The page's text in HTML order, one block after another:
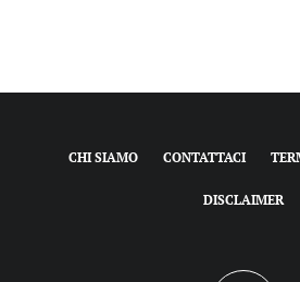
CHI SIAMO CONTATTACI
DISCLAIMER